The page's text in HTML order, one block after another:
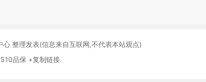
整理发表(信息来自互联网,不代表本站观点)
品保 +复制链接